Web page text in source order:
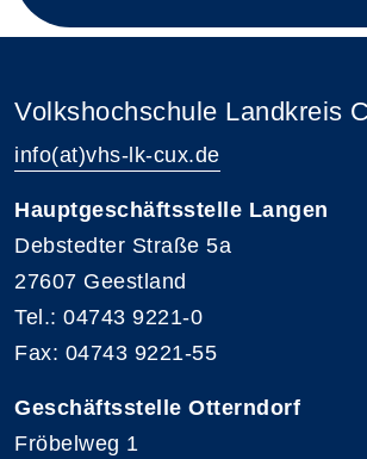
Volkshochschule Landkreis
info(at)vhs-lk-cux.de
Hauptgeschäftsstelle Langen
Debstedter Straße 5a
27607 Geestland
Tel.: 04743 9221-0
Fax: 04743 9221-55
Geschäftsstelle Otterndorf
Fröbelweg 1